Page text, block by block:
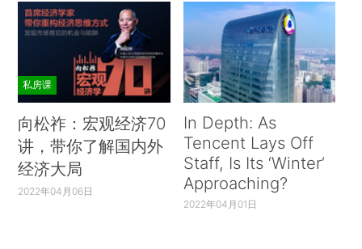
私房课
向松祚：宏观经济70
讲，带你了解国内外
经济大局
2022年04月06日
In Depth: As
Tencent Lays Off
Staff, Is Its ‘Winter’
Approaching?
2022年04月01日